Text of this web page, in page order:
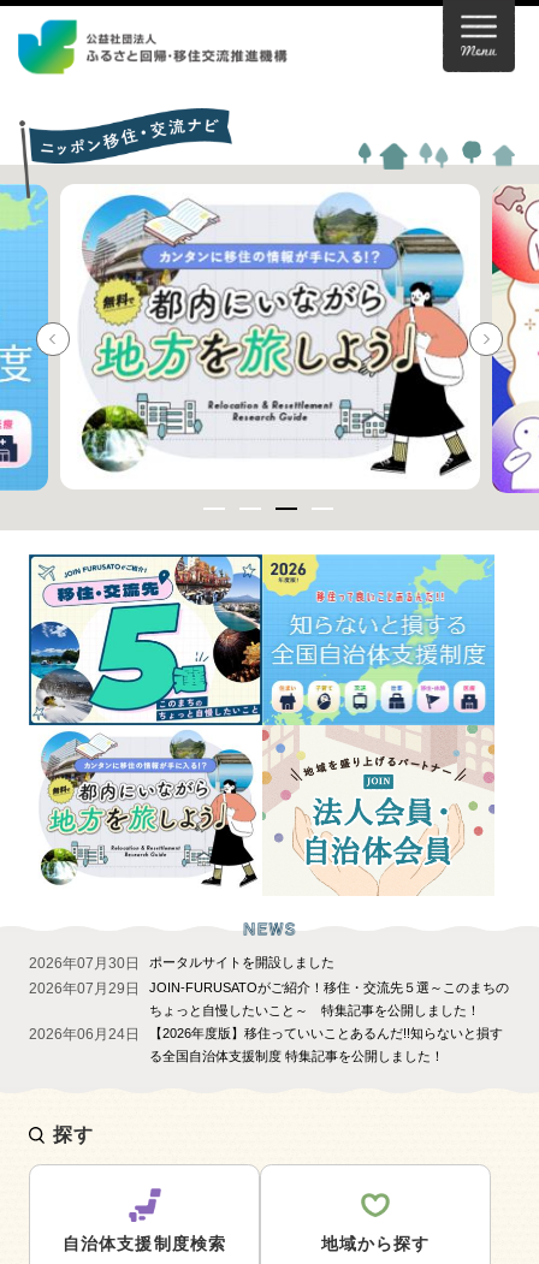
2026年07月30日 ポータルサイトを開設しました
2026年07月29日
JOIN-FURUSATOがご紹介！移住・交流先５選～このまちの
ちょっと自慢したいこと～ 特集記事を公開しました！
2026年06月24日
【2026年度版】移住っていいことあるんだ!!知らないと損す
る全国自治体支援制度 特集記事を公開しました！
探す
自治体支援制度検索 地域から探す